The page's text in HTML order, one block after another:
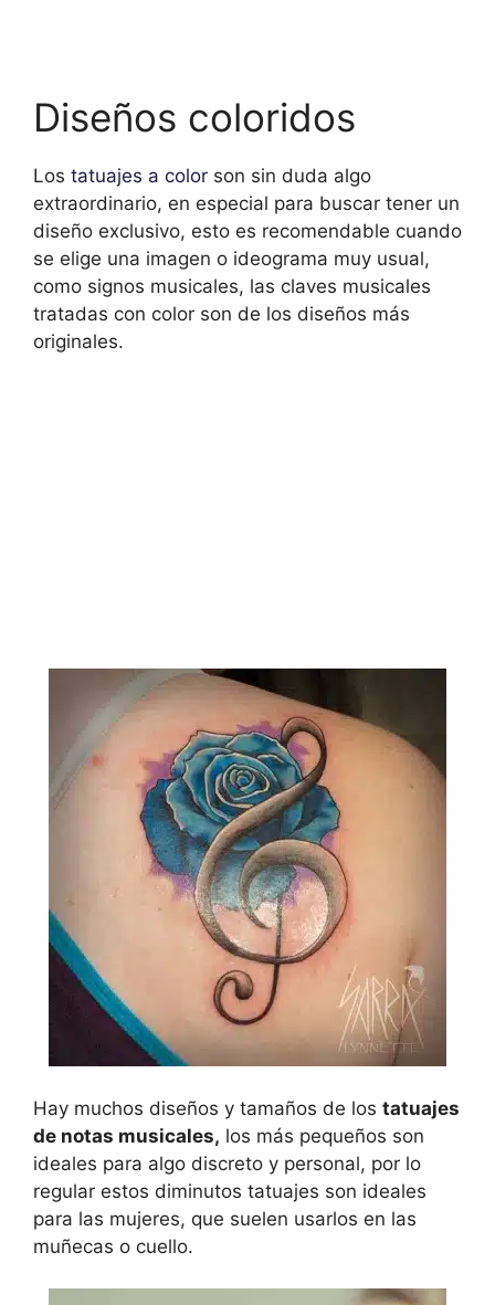
Diseños coloridos
Los tatuajes a color son sin duda algo
extraordinario, en especial para buscar tener un
diseño exclusivo, esto es recomendable cuando
se elige una imagen o ideograma muy usual,
como signos musicales, las claves musicales
tratadas con color son de los diseños más
originales.
Hay muchos diseños y tamaños de los tatuajes
de notas musicales, los más pequeños son
ideales para algo discreto y personal, por lo
regular estos diminutos tatuajes son ideales
para las mujeres, que suelen usarlos en las
muñecas o cuello.